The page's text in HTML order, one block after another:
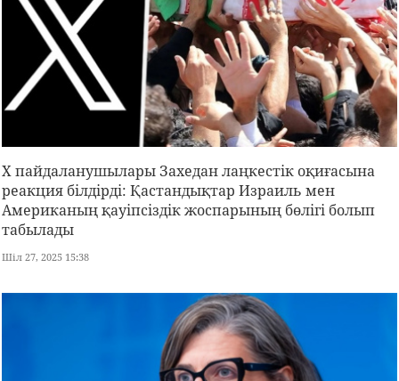
X пайдаланушылары Захедан лаңкестік оқиғасына
реакция білдірді: Қастандықтар Израиль мен
Американың қауіпсіздік жоспарының бөлігі болып
табылады
Шіл 27, 2025 15:38